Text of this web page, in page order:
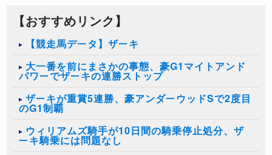
【おすすめリンク】
【競走馬データ】ザーキ
大一番を前にまさかの事態、豪G1マイトアンド
パワーでザーキの連勝ストップ
ザーキが重賞5連勝、豪アンダーウッドSで2度目
のG1制覇
ウィリアムズ騎手が10日間の騎乗停止処分、ザ
ーキ騎乗には問題なし